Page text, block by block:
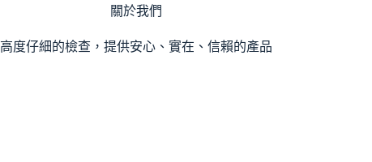
關於我們
高度仔細的檢查，提供安心、實在、信賴的產品